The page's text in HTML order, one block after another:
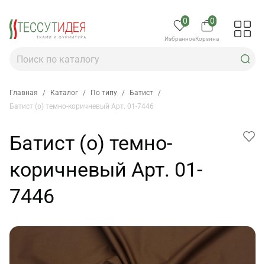
0
Избранное
0
Корзина
Главная / Каталог / По типу / Батист /
Батист (о) темно-коричневый Арт. 01-7446
Батист (о) темно-
коричневый Арт. 01-
7446